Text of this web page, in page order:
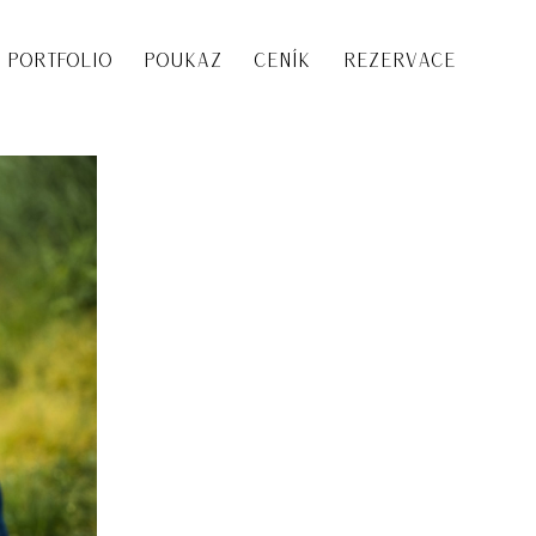
PORTFOLIO POUKAZ CENÍK REZERVACE